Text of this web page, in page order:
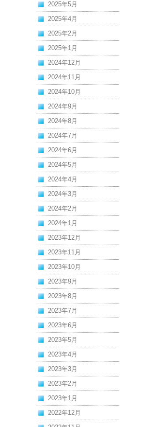
2025年5月
2025年4月
2025年2月
2025年1月
2024年12月
2024年11月
2024年10月
2024年9月
2024年8月
2024年7月
2024年6月
2024年5月
2024年4月
2024年3月
2024年2月
2024年1月
2023年12月
2023年11月
2023年10月
2023年9月
2023年8月
2023年7月
2023年6月
2023年5月
2023年4月
2023年3月
2023年2月
2023年1月
2022年12月